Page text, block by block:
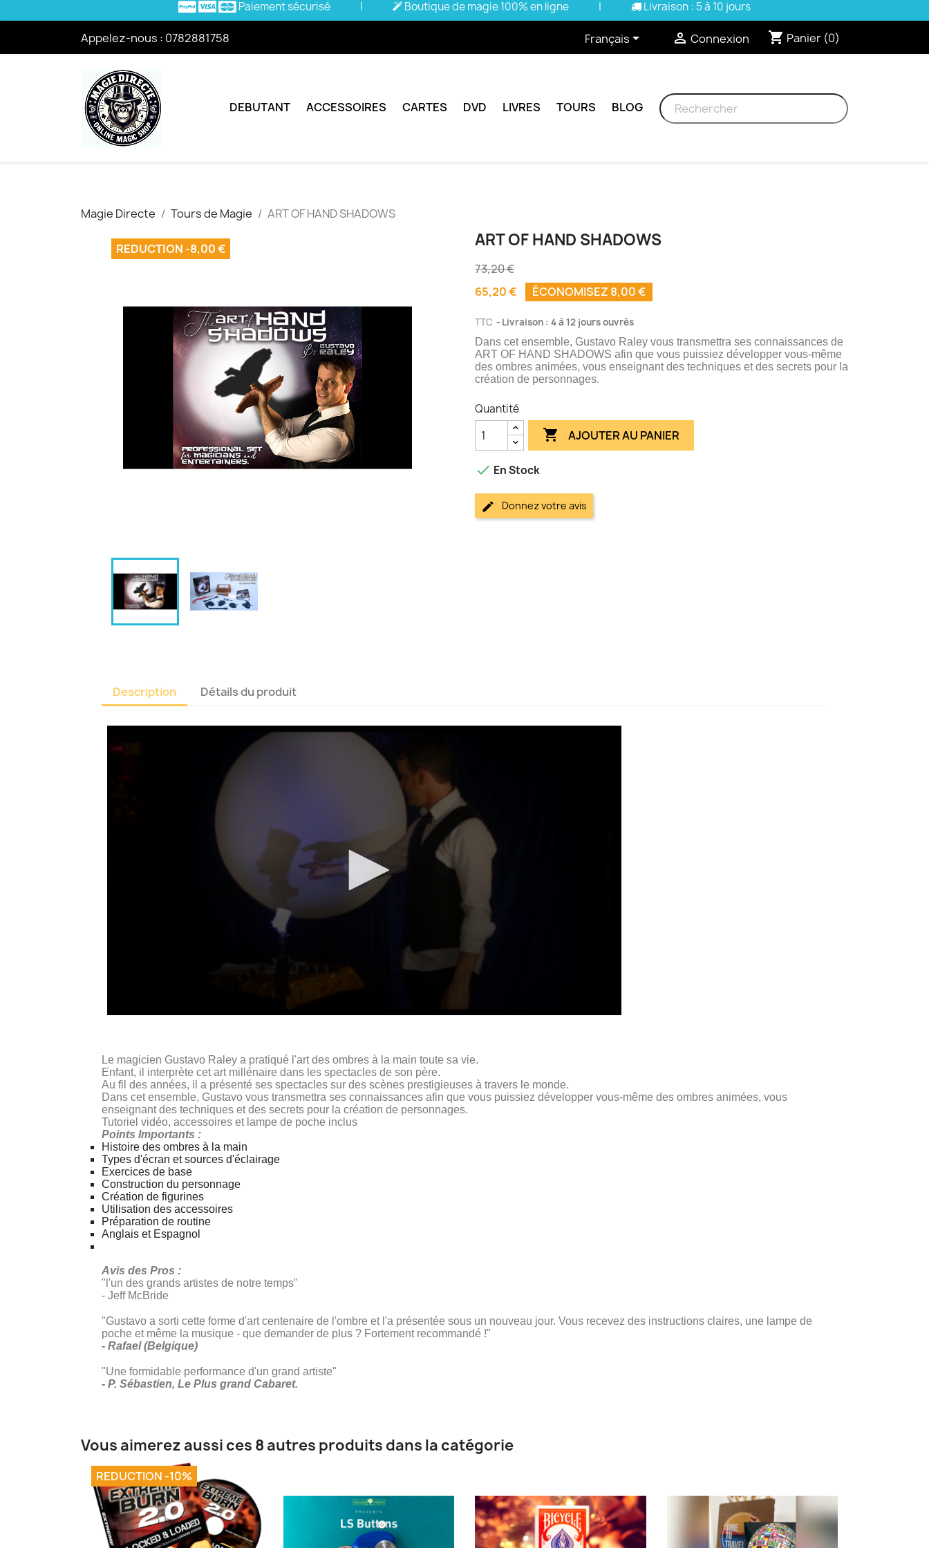
Paiement sécurisé | Boutique de magie 100% en ligne | Livraison : 5 à 10 jours
Appelez-nous : 0782881758 Français  Connexion shopping_cart Panier (0)
DEBUTANT ACCESSOIRES CARTES DVD LIVRES TOURS BLOG
Magie Directe Tours de Magie ART OF HAND SHADOWS
REDUCTION -8,00 € ART OF HAND SHADOWS
73,20 €
65,20 €
ÉCONOMISEZ 8,00 €
TTC Livraison : 4 à 12 jours ouvrés
Dans cet ensemble, Gustavo Raley vous transmettra ses connaissances de
ART OF HAND SHADOWS afin que vous puissiez développer vous-même
des ombres animées, vous enseignant des techniques et des secrets pour la
création de personnages.
Quantité
 AJOUTER AU PANIER
 En Stock
Donnez votre avis
Description Détails du produit
Le magicien Gustavo Raley a pratiqué l'art des ombres à la main toute sa vie.
Enfant, il interprète cet art millénaire dans les spectacles de son père.
Au fil des années, il a présenté ses spectacles sur des scènes prestigieuses à travers le monde.
Dans cet ensemble, Gustavo vous transmettra ses connaissances afin que vous puissiez développer vous-même des ombres animées, vous
enseignant des techniques et des secrets pour la création de personnages.
Tutoriel vidéo, accessoires et lampe de poche inclus
Points Importants :
Histoire des ombres à la main
Types d'écran et sources d'éclairage
Exercices de base
Construction du personnage
Création de figurines
Utilisation des accessoires
Préparation de routine
Anglais et Espagnol
Avis des Pros :
"l'un des grands artistes de notre temps"
- Jeff McBride
"Gustavo a sorti cette forme d'art centenaire de l'ombre et l'a présentée sous un nouveau jour. Vous recevez des instructions claires, une lampe de
poche et même la musique - que demander de plus ? Fortement recommandé !"
- Rafael (Belgique)
"Une formidable performance d'un grand artiste"
- P. Sébastien, Le Plus grand Cabaret.
Vous aimerez aussi ces 8 autres produits dans la catégorie
REDUCTION -10%